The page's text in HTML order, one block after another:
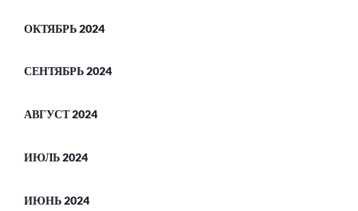
ОКТЯБРЬ 2024
СЕНТЯБРЬ 2024
АВГУСТ 2024
ИЮЛЬ 2024
ИЮНЬ 2024